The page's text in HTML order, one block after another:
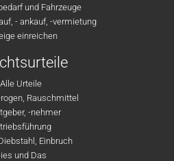
und Fahrzeuge
- ankauf, -vermietung
einreichen
Alle Urteile
Rauschmittel
-nehmer
Einbruch
und Das